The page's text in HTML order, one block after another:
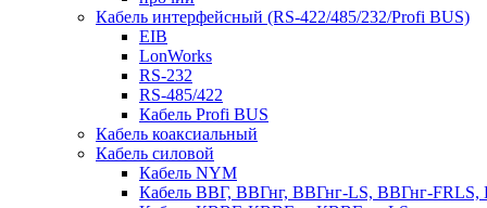
Кабель интерфейсный (RS-422/485/232/Profi BUS)
EIB
LonWorks
RS-232
RS-485/422
Кабель Profi BUS
Кабель коаксиальный
Кабель силовой
Кабель NYM
Кабель ВВГ, ВВГнг, ВВГнг-LS, ВВГнг-